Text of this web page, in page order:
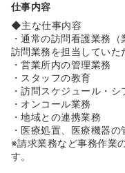
≪毎日働く職場だから
クイ訪問看護は環境
◆軽自動車の社用車配
憩室完備・トイレも男
◆オフィス備品もカフ
ブースもモダンな印象
◆勿論、冷蔵庫や電子
も完備スマホ貸与
≪ツクイの訪問看護
仕事内容
◆主な仕事内容
・通常の訪問看護業務
訪問業務を担当していた
・営業所内の管理業務
・スタッフの教育
・訪問スケジュール・シ
・オンコール業務
・地域との連携業務
・医療処置、医療機器の
※請求業務など事務作業
す。